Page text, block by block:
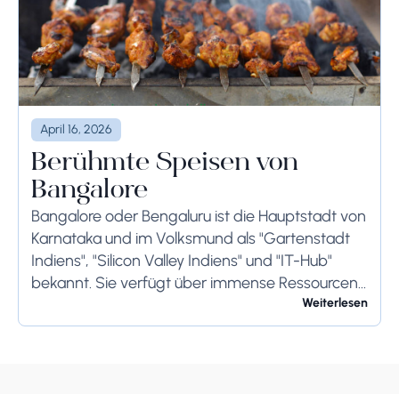
April 16, 2026
Berühmte Speisen von
Bangalore
Bangalore oder Bengaluru ist die Hauptstadt von
Karnataka und im Volksmund als "Gartenstadt
Indiens", "Silicon Valley Indiens" und "IT-Hub"
bekannt. Sie verfügt über immense Ressourcen
und bietet ihren Bewohnern so viel. Bangalore ist
berühmt für seine...
Weiterlesen